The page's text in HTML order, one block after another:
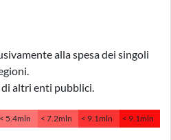
alla spesa dei singoli
di altri enti pubblici.
< 5.4mln < 7.2mln < 9.1mln < 9.1mln